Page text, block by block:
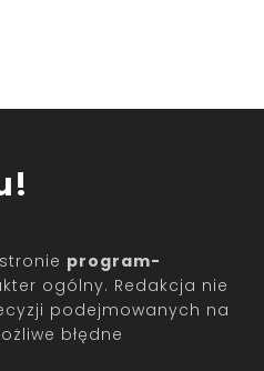
program-
ogólny. Redakcja nie
podejmowanych na
błędne